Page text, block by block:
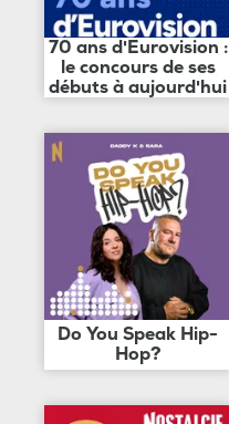
70 ans d'Eurovision :
le concours de ses
débuts à aujourd'hui
Do You Speak Hip-
Hop?